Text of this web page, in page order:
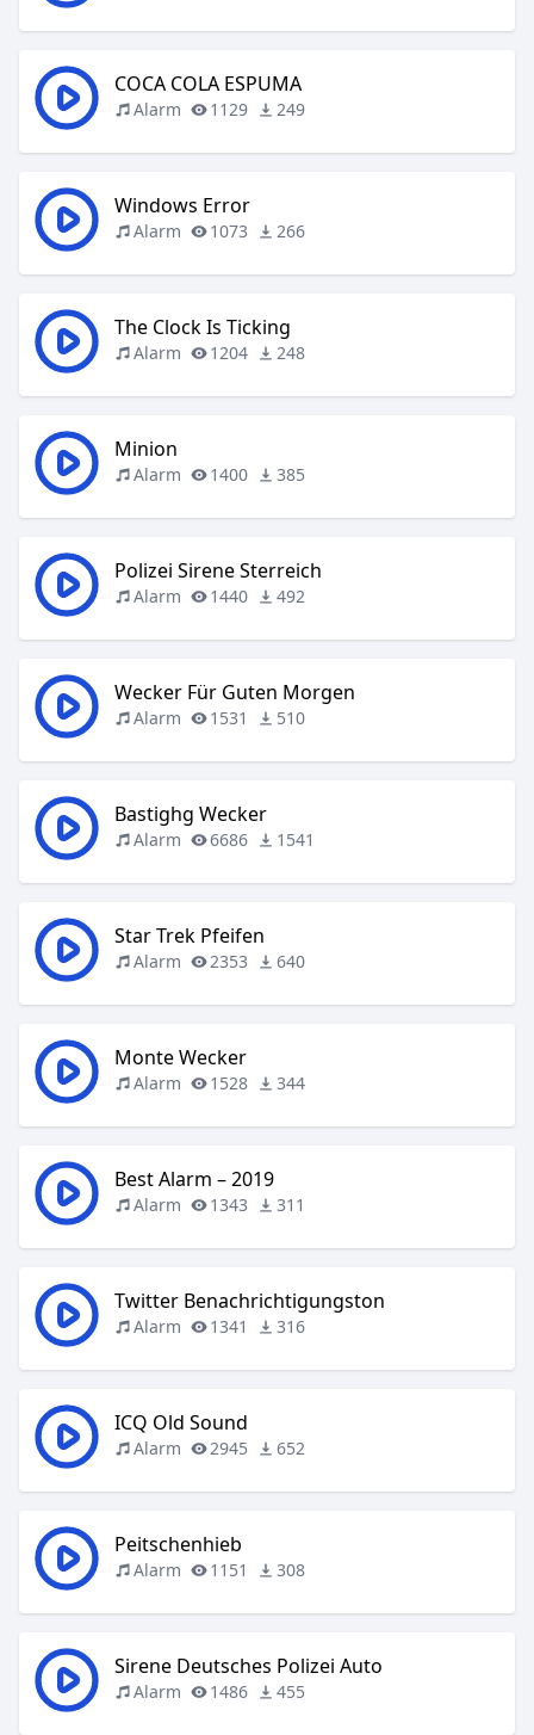
COCA COLA ESPUMA
Alarm 1129 249
Windows Error
Alarm 1073 266
The Clock Is Ticking
Alarm 1204 248
Minion
Alarm 1400 385
Polizei Sirene Sterreich
Alarm 1440 492
Wecker Für Guten Morgen
Alarm 1531 510
Bastighg Wecker
Alarm 6686 1541
Star Trek Pfeifen
Alarm 2353 640
Monte Wecker
Alarm 1528 344
Best Alarm – 2019
Alarm 1343 311
Twitter Benachrichtigungston
Alarm 1341 316
ICQ Old Sound
Alarm 2945 652
Peitschenhieb
Alarm 1151 308
Sirene Deutsches Polizei Auto
Alarm 1486 455